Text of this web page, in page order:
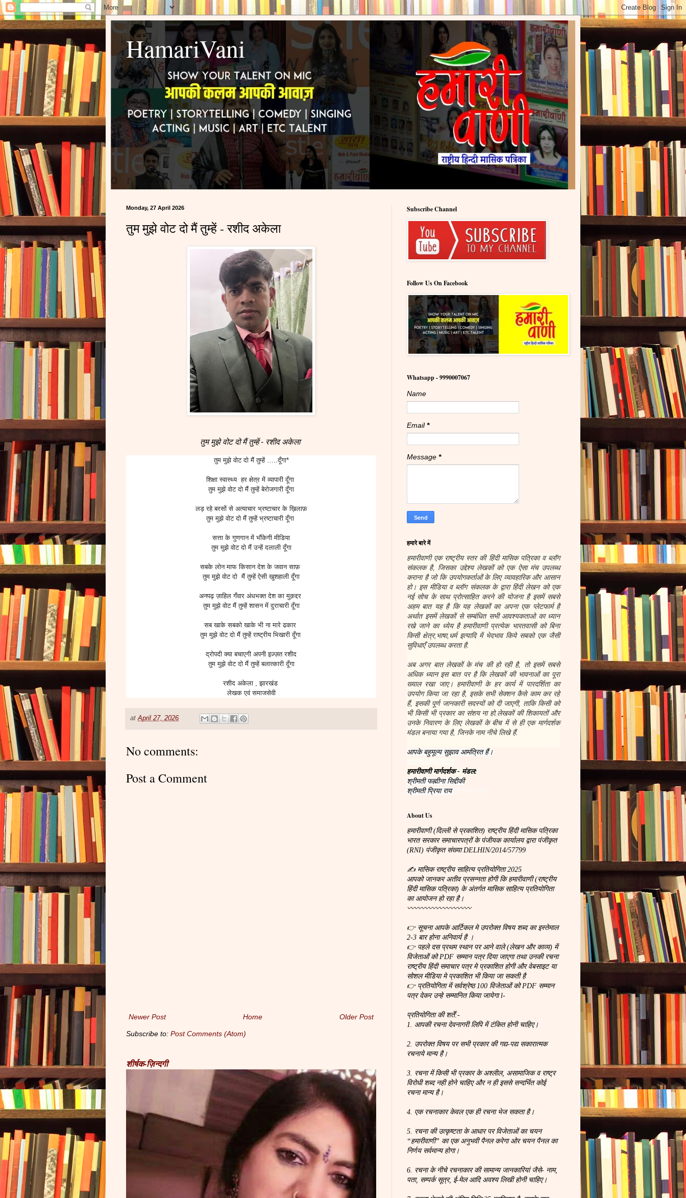
HamariVani
Monday, 27 April 2026
तुम मुझे वोट दो मैं तुम्हें - रशीद अकेला
तुम मुझे वोट दो मैं तुम्हें - रशीद अकेला
तुम मुझे वोट दो मैं तुम्हें …..दूँगा*
शिक्षा स्वास्थ्य हर क्षेत्र में व्यापारी दूँगा
तुम मुझे वोट दो मैं तुम्हें बेरोजगारी दूँगा
लड़ रहे बरसों से अत्याचार भ्रष्टाचार के ख़िलाफ़
तुम मुझे वोट दो मैं तुम्हें भ्रष्टाचारी दूँगा
सत्ता के गुणगान में भौंकेगी मीडिया
तुम मुझे वोट दो मैं उन्हें दलाली दूँगा
सबके लोन माफ किसान देश के जवान साफ़
तुम मुझे वोट दो मैं तुम्हें ऐसी खुशहाली दूँगा
अनपढ़ ज़ाहिल गँवार अंधभक्त देश का मुक़द्दर
तुम मुझे वोट मैं तुम्हें शासन में दुराचारी दूँगा
सब खाके सबको खाके भी ना मारे ढकार
तुम मुझे वोट दो मैं तुम्हें राष्ट्रीय भिखारी दूँगा
द्रोपदी क्या बचाएगी अपनी इज़्ज़त रशीद
तुम मुझे वोट दो मैं तुम्हें बलात्कारी दूँगा
रशीद अकेला , झारखंड
लेखक एवं समाजसेवी
atApril 27, 2026
No comments:
Post a Comment
Newer Post Older Post
Home
Subscribe to: Post Comments (Atom)
शीर्षक-ज़िन्दगी
Subscribe Channel
Follow Us On Facebook
Whatsapp - 9990007067
Name
Email*
Message *
हमारे बारे में
हमारीवाणी एक राष्ट्रीय स्तर की हिंदी मासिक पत्रिका व ब्लॉग
संकलक है, जिसका उद्देश्य लेखकों को एक ऐसा मंच उपलब्ध
कराना है जो कि उपयोगकर्ताओं के लिए व्यावहारिक और आसान
हो। इस मीडिया व ब्लॉग संकलक के द्वारा हिंदी लेखन को एक
नई सोच के साथ प्रोत्साहित करने की योजना है इसमें सबसे
अहम बात यह है कि यह लेखकों का अपना एक प्लेटफार्म है
अर्थात इसमें लेखकों से सम्बंधित सभी आवश्यकताओ का ध्यान
रखे जाने का ध्येय है हमारीवाणी प्रत्येक भारतवासी को बिना
किसी क्षेत्र,भाषा,धर्म इत्यादि में भेदभाव किये सबको एक जैसी
सुविधाएँ उपलब्ध करता है.
अब अगर बात लेखकों के मंच की हो रही है, तो इसमें सबसे
अधिक ध्यान इस बात पर है कि लेखकों की भावनाओं का पूरा
ख्याल रखा जाए। हमारीवाणी के हर कार्य में पारदर्शिता का
उपयोग किया जा रहा है, इसके सभी सेक्शन कैसे काम कर रहे
हैं, इसकी पूर्ण जानकारी सदस्यों को दी जाएगी, ताकि किसी को
भी किसी भी प्रकार का संशय ना हो.लेखकों की शिकायतों और
उनके निवारण के लिए लेखकों के बीच में से ही एक मार्गदर्शक
मंडल बनाया गया है, जिनके नाम नीचे लिखे हैं.
आपके बहुमूल्य सुझाव आमंत्रित हैं।
हमारीवाणी मार्गदर्शक - मंडल:
श्रीमती फह्मीना सिद्दीकी
श्रीमती प्रिया राय
About Us
हमारीवाणी (दिल्ली से प्रकाशित) राष्ट्रीय हिंदी मासिक पत्रिका
भारत सरकार समाचारपत्रों के पंजीयक कार्यालय द्वारा पंजीकृत
(RNI) पंजीकृत संख्या DELHIN/2014/57799
✍ मासिक राष्ट्रीय साहित्य प्रतियोगिता 2025
आपको जानकर अतीव प्रसन्नता होगी कि हमारीवाणी (राष्ट्रीय
हिंदी मासिक पत्रिका) के अंतर्गत मासिक साहित्य प्रतियोगिता
का आयोजन हो रहा है।
〰〰〰〰〰〰〰〰〰
👉 सूचना आपके आर्टिकल मे उपरोक्त विषय शब्द का इस्तेमाल
2-3 बार होना अनिवार्य है ।
👉 पहले दस प्रथम स्थान पर आने वाले (लेखन और काव्य) में
विजेताओं को PDF सम्मान पत्र दिया जाएगा तथा उनकी रचना
राष्ट्रीय हिंदी समाचार पत्र मे प्रकाशित होगी और वेबसाइट या
सोशल मीडिया मे प्रकाशित भी किया जा सकती है
👉 प्रतियोगिता में सर्वश्रेष्ठ 100 विजेताओं को PDF सम्मान
पत्र देकर उन्हे सम्मानित किया जायेगा l-
प्रतियोगिता की शर्तें:-
1. आपकी रचना देवनागरी लिपि में टंकित होनी चाहिए।
2. उपरोक्त विषय पर सभी प्रकार की गद्य-पद्य सकारात्मक
रचनाये मान्य है।
3. रचना में किसी भी प्रकार के अश्लील, असामाजिक व राष्ट्र
विरोधी शब्द नही होने चाहिए और न ही इससे सन्दर्भित कोई
रचना मान्य है।
4. एक रचनाकार केवल एक ही रचना भेज सकता है।
5. रचना की उत्कृष्टता के आधार पर विजेताओं का चयन
“हमारीवाणी” का एक अनुभवी पैनल करेगा ओर चयन पैनल का
निर्णय सर्वमान्य होगा।
6. रचना के नीचे रचनाकार की सामान्य जानकारियां जैसे- नाम,
पता, सम्पर्क सूत्र, ई-मेल आदि अवश्य लिखी होनी चाहिए।